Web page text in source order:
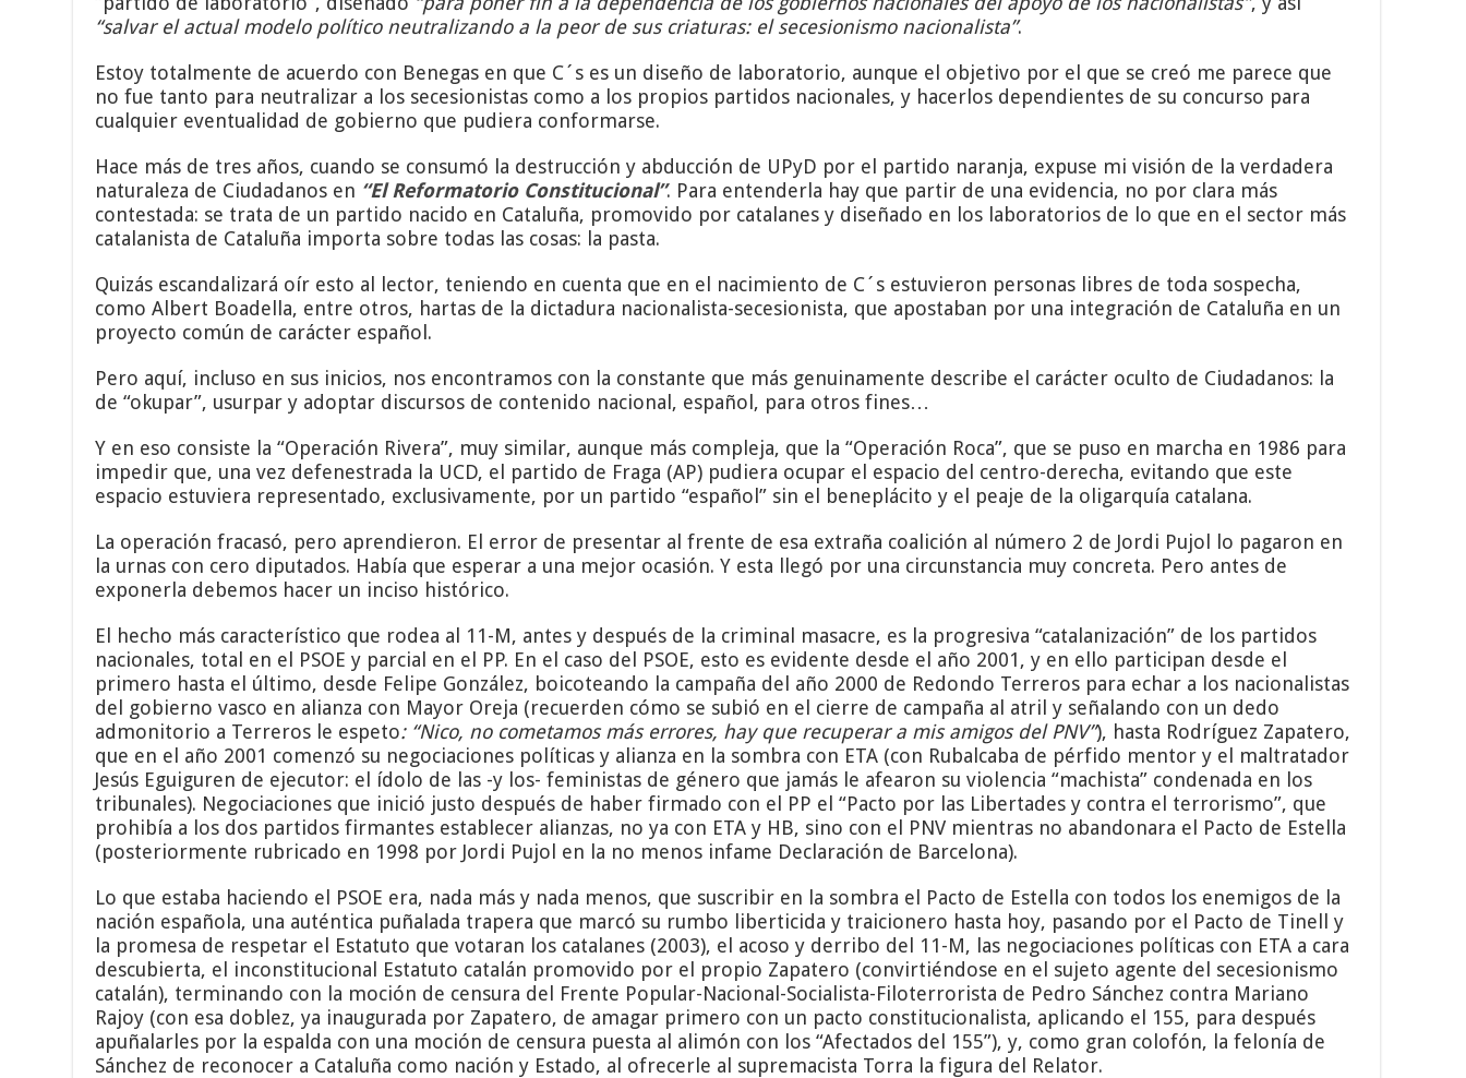
“salvar el actual modelo político neutralizando a la peor de sus criaturas: el secesionismo nacionalista”.
Estoy totalmente de acuerdo con Benegas en que C´s es un diseño de laboratorio, aunque el objetivo por el que se creó me parece que
no fue tanto para neutralizar a los secesionistas como a los propios partidos nacionales, y hacerlos dependientes de su concurso para
cualquier eventualidad de gobierno que pudiera conformarse.
Hace más de tres años, cuando se consumó la destrucción y abducción de UPyD por el partido naranja, expuse mi visión de la verdadera
naturaleza de Ciudadanos en “El Reformatorio Constitucional”. Para entenderla hay que partir de una evidencia, no por clara más
contestada: se trata de un partido nacido en Cataluña, promovido por catalanes y diseñado en los laboratorios de lo que en el sector más
catalanista de Cataluña importa sobre todas las cosas: la pasta.
Quizás escandalizará oír esto al lector, teniendo en cuenta que en el nacimiento de C´s estuvieron personas libres de toda sospecha,
como Albert Boadella, entre otros, hartas de la dictadura nacionalista-secesionista, que apostaban por una integración de Cataluña en un
proyecto común de carácter español.
Pero aquí, incluso en sus inicios, nos encontramos con la constante que más genuinamente describe el carácter oculto de Ciudadanos: la
de “okupar”, usurpar y adoptar discursos de contenido nacional, español, para otros fines…
Y en eso consiste la “Operación Rivera”, muy similar, aunque más compleja, que la “Operación Roca”, que se puso en marcha en 1986 para
impedir que, una vez defenestrada la UCD, el partido de Fraga (AP) pudiera ocupar el espacio del centro-derecha, evitando que este
espacio estuviera representado, exclusivamente, por un partido “español” sin el beneplácito y el peaje de la oligarquía catalana.
La operación fracasó, pero aprendieron. El error de presentar al frente de esa extraña coalición al número 2 de Jordi Pujol lo pagaron en
la urnas con cero diputados. Había que esperar a una mejor ocasión. Y esta llegó por una circunstancia muy concreta. Pero antes de
exponerla debemos hacer un inciso histórico.
El hecho más característico que rodea al 11-M, antes y después de la criminal masacre, es la progresiva “catalanización” de los partidos
nacionales, total en el PSOE y parcial en el PP. En el caso del PSOE, esto es evidente desde el año 2001, y en ello participan desde el
primero hasta el último, desde Felipe González, boicoteando la campaña del año 2000 de Redondo Terreros para echar a los nacionalistas
del gobierno vasco en alianza con Mayor Oreja (recuerden cómo se subió en el cierre de campaña al atril y señalando con un dedo
admonitorio a Terreros le espeto: “Nico, no cometamos más errores, hay que recuperar a mis amigos del PNV”), hasta Rodríguez Zapatero,
que en el año 2001 comenzó su negociaciones políticas y alianza en la sombra con ETA (con Rubalcaba de pérfido mentor y el maltratador
Jesús Eguiguren de ejecutor: el ídolo de las -y los- feministas de género que jamás le afearon su violencia “machista” condenada en los
tribunales). Negociaciones que inició justo después de haber firmado con el PP el “Pacto por las Libertades y contra el terrorismo”, que
prohibía a los dos partidos firmantes establecer alianzas, no ya con ETA y HB, sino con el PNV mientras no abandonara el Pacto de Estella
(posteriormente rubricado en 1998 por Jordi Pujol en la no menos infame Declaración de Barcelona).
Lo que estaba haciendo el PSOE era, nada más y nada menos, que suscribir en la sombra el Pacto de Estella con todos los enemigos de la
nación española, una auténtica puñalada trapera que marcó su rumbo liberticida y traicionero hasta hoy, pasando por el Pacto de Tinell y
la promesa de respetar el Estatuto que votaran los catalanes (2003), el acoso y derribo del 11-M, las negociaciones políticas con ETA a cara
descubierta, el inconstitucional Estatuto catalán promovido por el propio Zapatero (convirtiéndose en el sujeto agente del secesionismo
catalán), terminando con la moción de censura del Frente Popular-Nacional-Socialista-Filoterrorista de Pedro Sánchez contra Mariano
Rajoy (con esa doblez, ya inaugurada por Zapatero, de amagar primero con un pacto constitucionalista, aplicando el 155, para después
apuñalarles por la espalda con una moción de censura puesta al alimón con los “Afectados del 155”), y, como gran colofón, la felonía de
Sánchez de reconocer a Cataluña como nación y Estado, al ofrecerle al supremacista Torra la figura del Relator.